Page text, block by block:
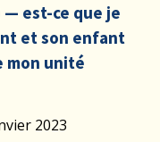
— est-ce que je
et son enfant
mon unité
2023